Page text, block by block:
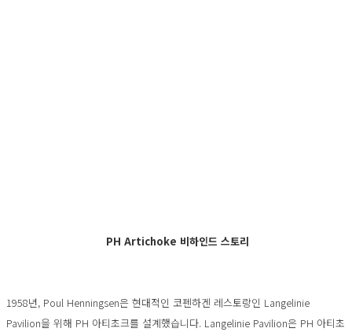
PH Artichoke 비하인드 스토리
1958년, Poul Henningsen은 현대적인 코펜하겐 레스토랑인 Langelinie
Pavilion을 위해 PH 아티초크를 설계했습니다. Langelinie Pavilion은 PH 아티초